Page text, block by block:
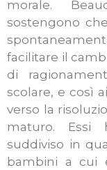
morale.
sostengono
facilitare il
di
scolare, e così
verso la
maturo. Essi
suddiviso in
bambini a cui